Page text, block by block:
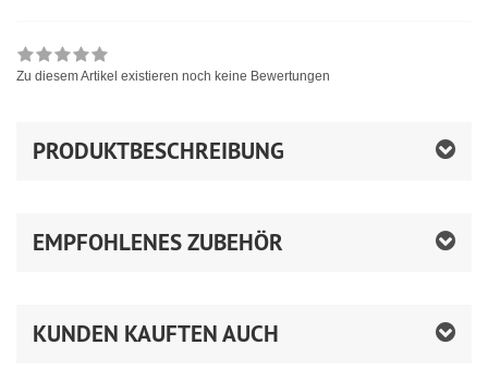
Zu diesem Artikel existieren noch keine Bewertungen
PRODUKTBESCHREIBUNG
EMPFOHLENES ZUBEHÖR
KUNDEN KAUFTEN AUCH